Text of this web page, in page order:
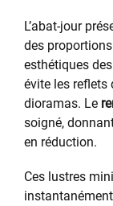
L’abat-jour
des
esthétiques
évite les reflets
dioramas. Le
soigné,
en réduction.
Ces lustres